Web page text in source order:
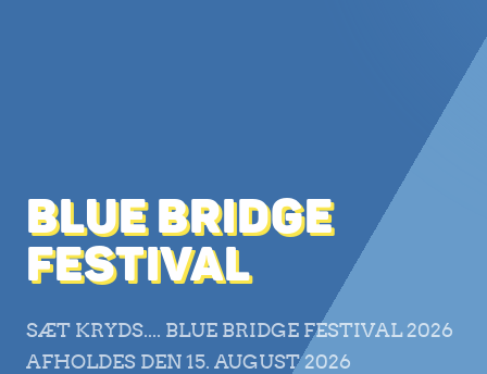
BLUE BRIDGE
FESTIVAL
SÆT KRYDS.... BLUE BRIDGE FESTIVAL 2026
AFHOLDES DEN 15. AUGUST 2026